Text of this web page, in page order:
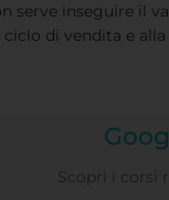
serve inseguire il
di vendita e
Scopri i corsi